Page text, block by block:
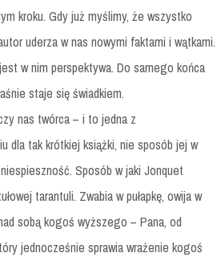
kroku. Gdy już myślimy, że wszystko
uderza w nas nowymi faktami i wątkami.
w nim perspektywa. Do samego końca
staje się świadkiem.
nas twórca – i to jedna z
dla tak krótkiej książki, nie sposób jej w
Sposób w jaki Jonquet
tarantuli. Zwabia w pułapkę, owija w
sobą kogoś wyższego – Pana, od
jednocześnie sprawia wrażenie kogoś